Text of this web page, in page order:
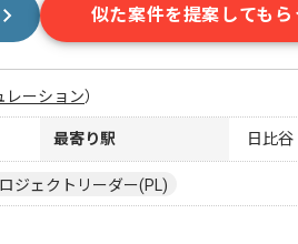
似た案件を提案してもら
レーション）
最寄り駅 日比
ジェクトリーダー(PL)